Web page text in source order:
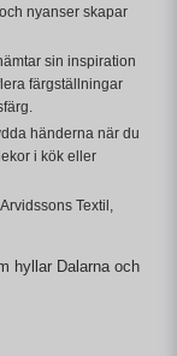
nyanser skapar
sin inspiration
färgställningar
händerna när du
i kök eller
Textil,
hyllar Dalarna och